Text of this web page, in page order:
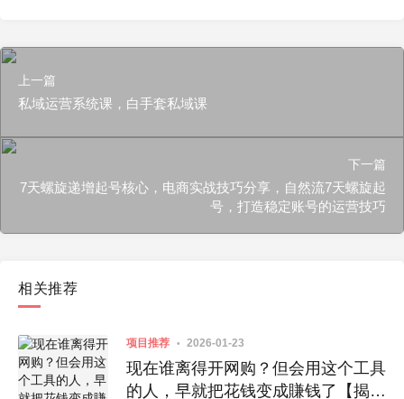
上一篇
私域运营系统课，白手套私域课
下一篇
7天螺旋递增起号核心，电商实战技巧分享，自然流7天螺旋起
号，打造稳定账号的运营技巧
相关推荐
项目推荐 2026-01-23
现在谁离得开网购？但会用这个工具
的人，早就把花钱变成賺钱了【揭